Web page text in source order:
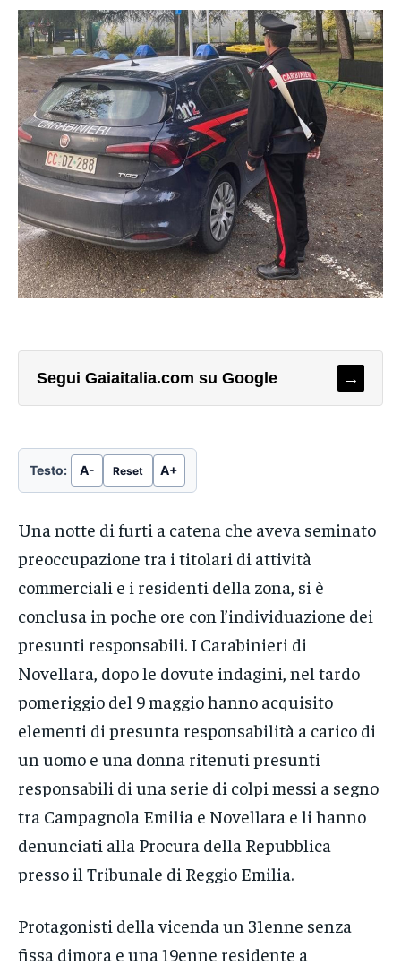
Segui Gaiaitalia.com su Google →
Testo: A- Reset A+
Una notte di furti a catena che aveva seminato
preoccupazione tra i titolari di attività
commerciali e i residenti della zona, si è
conclusa in poche ore con l’individuazione dei
presunti responsabili. I Carabinieri di
Novellara, dopo le dovute indagini, nel tardo
pomeriggio del 9 maggio hanno acquisito
elementi di presunta responsabilità a carico di
un uomo e una donna ritenuti presunti
responsabili di una serie di colpi messi a segno
tra Campagnola Emilia e Novellara e li hanno
denunciati alla Procura della Repubblica
presso il Tribunale di Reggio Emilia.
Protagonisti della vicenda un 31enne senza
fissa dimora e una 19enne residente a